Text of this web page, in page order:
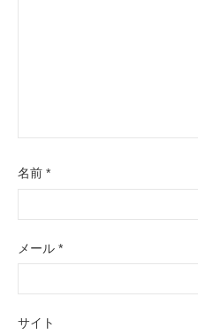
名前 *
メール *
サイト